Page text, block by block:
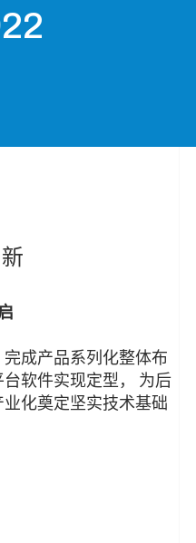
成产品系列化整体布
软件实现定型， 为后
化奠定坚实技术基础